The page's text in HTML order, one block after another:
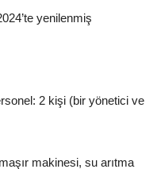
yenilenmiş
2 kişi (bir yönetici ve
makinesi, su arıtma